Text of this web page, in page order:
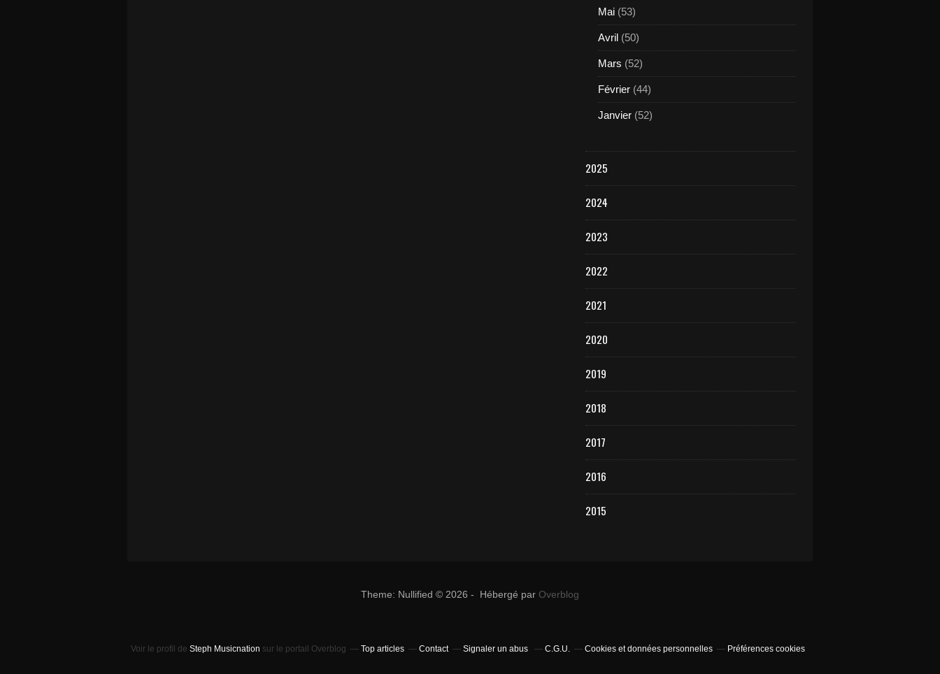
Mai (53)
Avril (50)
Mars (52)
Février (44)
Janvier (52)
2025
2024
2023
2022
2021
2020
2019
2018
2017
2016
2015
Theme: Nullified © 2026 - Hébergé par Overblog
Voir le profil de Steph Musicnation sur le portail Overblog Top articles Contact Signaler un abus C.G.U. Cookies et données personnelles Préférences cookies